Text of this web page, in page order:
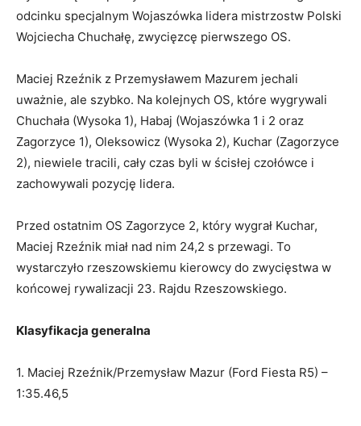
odcinku specjalnym Wojaszówka lidera mistrzostw Polski
Wojciecha Chuchałę, zwycięzcę pierwszego OS.
Maciej Rzeźnik z Przemysławem Mazurem jechali
uważnie, ale szybko. Na kolejnych OS, które wygrywali
Chuchała (Wysoka 1), Habaj (Wojaszówka 1 i 2 oraz
Zagorzyce 1), Oleksowicz (Wysoka 2), Kuchar (Zagorzyce
2), niewiele tracili, cały czas byli w ścisłej czołówce i
zachowywali pozycję lidera.
Przed ostatnim OS Zagorzyce 2, który wygrał Kuchar,
Maciej Rzeźnik miał nad nim 24,2 s przewagi. To
wystarczyło rzeszowskiemu kierowcy do zwycięstwa w
końcowej rywalizacji 23. Rajdu Rzeszowskiego.
Klasyfikacja generalna
1. Maciej Rzeźnik/Przemysław Mazur (Ford Fiesta R5) –
1:35.46,5